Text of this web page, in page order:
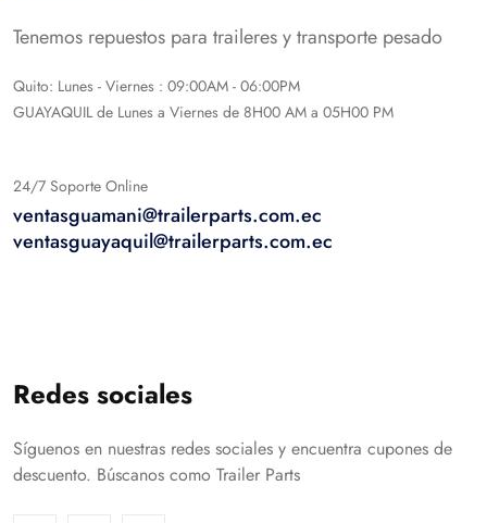
Tenemos repuestos para traileres y transporte pesado
Quito: Lunes - Viernes : 09:00AM - 06:00PM
GUAYAQUIL de Lunes a Viernes de 8H00 AM a 05H00 PM
24/7 Soporte Online
ventasguamani@trailerparts.com.ec
ventasguayaquil@trailerparts.com.ec
Redes sociales
Síguenos en nuestras redes sociales y encuentra cupones de
descuento. Búscanos como Trailer Parts